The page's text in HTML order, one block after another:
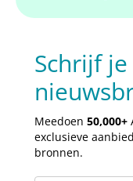
Schrijf
Meedoen 50,000+
exclusieve
bronnen.